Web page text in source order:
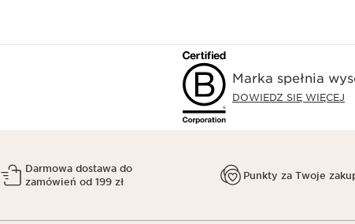
Marka spełnia
DOWIEDZ SIĘ WIĘCEJ
Darmowa dostawa do
zamówień od 199 zł
Punkty za Twoje